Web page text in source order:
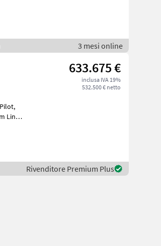
3 mesi online
633.675 €
inclusa IVA 19%
532.500 € netto
Rivenditore Premium Plus